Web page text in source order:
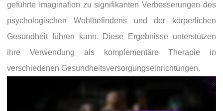
geführte Imagination zu signifikanten Verbesserungen des
psychologischen Wohlbefindens und der körperlichen
Gesundheit führen kann. Diese Ergebnisse unterstützen
ihre Verwendung als komplementäre Therapie in
verschiedenen Gesundheitsversorgungseinrichtungen.